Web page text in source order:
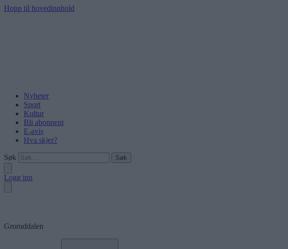
Hopp til hovedinnhold
Nyheter
Sport
Kultur
Bli abonnent
E-avis
Hva skjer?
Søk
Logg inn
Groruddalen